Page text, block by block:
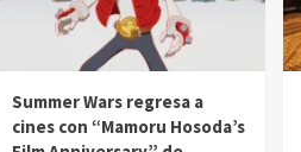
Summer Wars regresa a
cines con “Mamoru Hosoda’s